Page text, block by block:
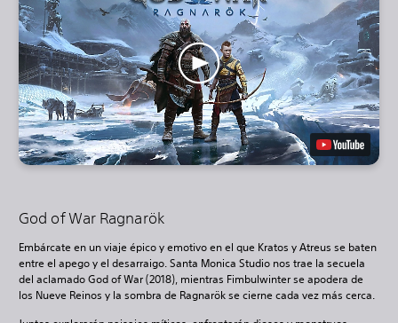
God of War Ragnarök
Embárcate en un viaje épico y emotivo en el que Kratos y Atreus se baten
entre el apego y el desarraigo. Santa Monica Studio nos trae la secuela
del aclamado God of War (2018), mientras Fimbulwinter se apodera de
los Nueve Reinos y la sombra de Ragnarök se cierne cada vez más cerca.